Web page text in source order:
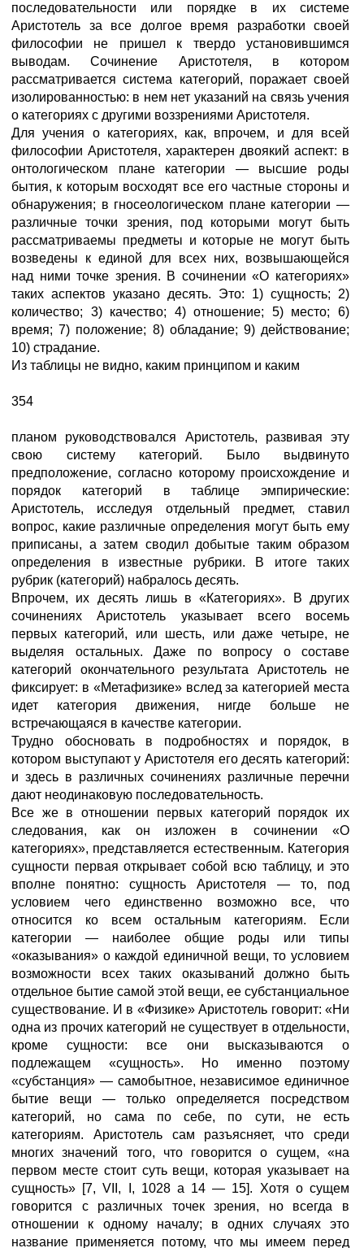
последовательности или порядке в их системе
Аристотель за все долгое время разработки своей
философии не пришел к твердо установившимся
выводам. Сочинение Аристотеля, в котором
рассматривается система категорий, поражает своей
изолированностью: в нем нет указаний на связь учения
о категориях с другими воззрениями Аристотеля.
Для учения о категориях, как, впрочем, и для всей
философии Аристотеля, характерен двоякий аспект: в
онтологическом плане категории — высшие роды
бытия, к которым восходят все его частные стороны и
обнаружения; в гносеологическом плане категории —
различные точки зрения, под которыми могут быть
рассматриваемы предметы и которые не могут быть
возведены к единой для всех них, возвышающейся
над ними точке зрения. В сочинении «О категориях»
таких аспектов указано десять. Это: 1) сущность; 2)
количество; 3) качество; 4) отношение; 5) место; 6)
время; 7) положение; 8) обладание; 9) действование;
10) страдание.
Из таблицы не видно, каким принципом и каким
354
планом руководствовался Аристотель, развивая эту
свою систему категорий. Было выдвинуто
предположение, согласно которому происхождение и
порядок категорий в таблице эмпирические:
Аристотель, исследуя отдельный предмет, ставил
вопрос, какие различные определения могут быть ему
приписаны, а затем сводил добытые таким образом
определения в известные рубрики. В итоге таких
рубрик (категорий) набралось десять.
Впрочем, их десять лишь в «Категориях». В других
сочинениях Аристотель указывает всего восемь
первых категорий, или шесть, или даже четыре, не
выделяя остальных. Даже по вопросу о составе
категорий окончательного результата Аристотель не
фиксирует: в «Метафизике» вслед за категорией места
идет категория движения, нигде больше не
встречающаяся в качестве категории.
Трудно обосновать в подробностях и порядок, в
котором выступают у Аристотеля его десять категорий:
и здесь в различных сочинениях различные перечни
дают неодинаковую последовательность.
Все же в отношении первых категорий порядок их
следования, как он изложен в сочинении «О
категориях», представляется естественным. Категория
сущности первая открывает собой всю таблицу, и это
вполне понятно: сущность Аристотеля — то, под
условием чего единственно возможно все, что
относится ко всем остальным категориям. Если
категории — наиболее общие роды или типы
«оказывания» о каждой единичной вещи, то условием
возможности всех таких оказываний должно быть
отдельное бытие самой этой вещи, ее субстанциальное
существование. И в «Физике» Аристотель говорит: «Ни
одна из прочих категорий не существует в отдельности,
кроме сущности: все они высказываются о
подлежащем «сущность». Но именно поэтому
«субстанция» — самобытное, независимое единичное
бытие вещи — только определяется посредством
категорий, но сама по себе, по сути, не есть
категориям. Аристотель сам разъясняет, что среди
многих значений того, что говорится о сущем, «на
первом месте стоит суть вещи, которая указывает на
сущность» [7, VII, I, 1028 а 14 — 15]. Хотя о сущем
говорится с различных точек зрения, но всегда в
отношении к одному началу; в одних случаях это
название применяется потому, что мы имеем перед